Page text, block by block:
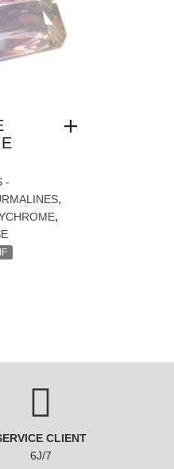
-
,
,
CLIENT
6J/7